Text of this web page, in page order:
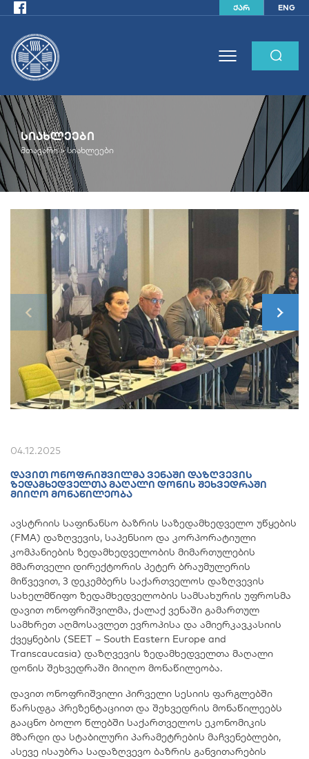
ქარ ENG
ᲡᲘᲐᲮᲚᲔᲔᲑᲘ
მთავარი >სიახლეები
04.12.2025
ᲓᲐᲕᲘᲗ ᲝᲜᲝᲤᲠᲘᲨᲕᲘᲚᲛᲐ ᲕᲔᲜᲐᲨᲘ ᲓᲐᲖᲦᲕᲔᲕᲘᲡ
ᲖᲔᲓᲐᲛᲮᲔᲓᲕᲔᲚᲗᲐ ᲛᲐᲦᲐᲚᲘ ᲓᲝᲜᲘᲡ ᲨᲔᲮᲕᲔᲓᲠᲐᲨᲘ
ᲛᲘᲘᲦᲝ ᲛᲝᲜᲐᲬᲘᲚᲔᲝᲑᲐ
ავსტრიის საფინანსო ბაზრის საზედამხედველო უწყების
(FMA) დაზღვევის, საპენსიო და კორპორატიული
კომპანიების ზედამხედველობის მიმართულების
მმართველი დირექტორის პეტერ ბრაუმულერის
მიწვევით, 3 დეკემბერს საქართველოს დაზღვევის
სახელმწიფო ზედამხედველობის სამსახურის უფროსმა
დავით ონოფრიშვილმა, ქალაქ ვენაში გამართულ
სამხრეთ აღმოსავლეთ ევროპისა და ამიერკავკასიის
ქვეყნების (SEET – South Eastern Europe and
Transcaucasia) დაზღვევის ზედამხედველთა მაღალი
დონის შეხვედრაში მიიღო მონაწილეობა.
დავით ონოფრიშვილი პირველი სესიის ფარგლებში
წარსდგა პრეზენტაციით და შეხვედრის მონაწილეებს
გააცნო ბოლო წლებში საქართველოს ეკონომიკის
მზარდი და სტაბილური პარამეტრების მაჩვენებლები,
ასევე ისაუბრა სადაზღვევო ბაზრის განვითარების